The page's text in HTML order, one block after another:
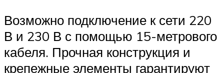
Возможно подключение к сети 220
В и 230 В с помощью 15-метрового
кабеля. Прочная конструкция и
крепежные элементы гарантируют